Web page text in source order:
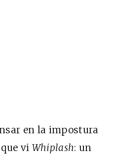
en la impostura
vi Whiplash: un